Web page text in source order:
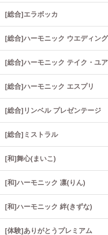
[総合]エラボッカ
[総合]ハーモニック ウエディン
[総合]ハーモニック テイク・ユ
[総合]ハーモニック エスプリ
[総合]リンベル プレゼンテージ
[総合]ミストラル
[和]舞心(まいこ)
[和]ハーモニック 凛(りん)
[和]ハーモニック 絆(きずな)
[体験]ありがとうプレミアム